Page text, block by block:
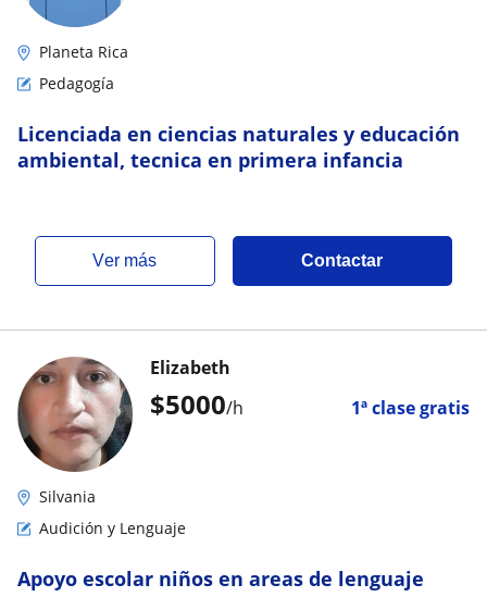
Planeta Rica
Pedagogía
Licenciada en ciencias naturales y educación
ambiental, tecnica en primera infancia
ver más Contactar
$5000/h 1ª clase gratis
Elizabeth
Silvania
Audición y Lenguaje
Apoyo escolar niños en areas de lenguaje